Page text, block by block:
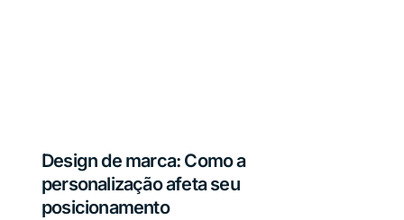
Design de marca: Como a
personalização afeta seu
posicionamento